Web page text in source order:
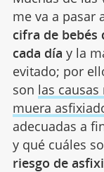
me va a pasar
cifra de bebés
cada día y la
evitado; por
son las
muera
adecuadas a
y qué cuáles
riesgo de